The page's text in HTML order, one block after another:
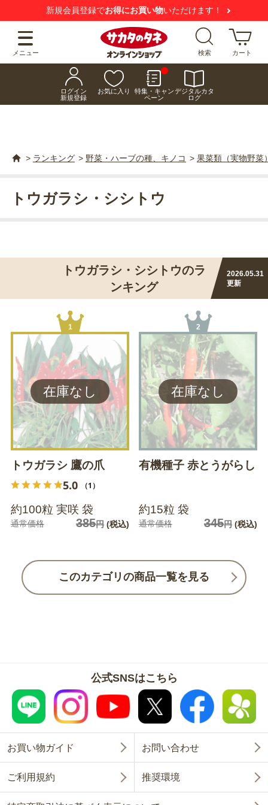
新規会員登録でお得にお買い物いただけます！
メニュー 検索 カート
ログイン
新規登録
お気に入り
特集・キャン
ペーン
デジタルカタ
ログ
> ランキング > 野菜・ハーブの種、キノコ > 果菜類（実物野菜
トウガラシ・シシトウ
トウガラシ・シシトウのラ
ンキング
2026.05.31
更新
1
トウガラシ 鷹の爪
5.0 （1）
約100粒 実咲 袋
通常価格 385円(税込)
2
有機種子 赤とうがらし
約15粒 袋
通常価格 345円 (税込)
このカテゴリの商品一覧を見る
公式SNSはこちら
お買い物ガイド お問い合わせ
ご利用規約 推奨環境